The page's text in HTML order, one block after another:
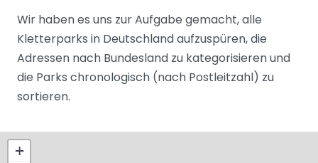
Wir haben es uns zur Aufgabe gemacht, alle
Kletterparks in Deutschland aufzuspüren, die
Adressen nach Bundesland zu kategorisieren und
die Parks chronologisch (nach Postleitzahl) zu
sortieren.
+